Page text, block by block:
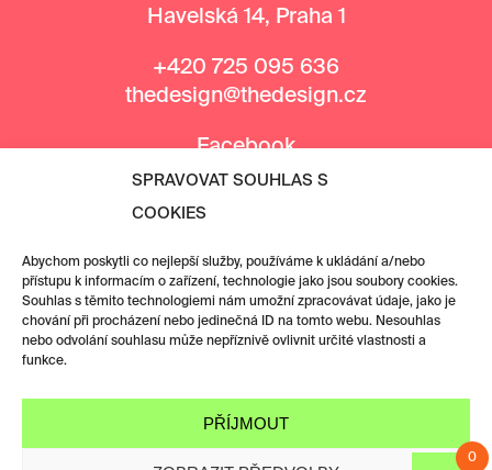
SPRAVOVAT SOUHLAS S
COOKIES
Abychom poskytli co nejlepší služby, používáme k ukládání a/nebo
přístupu k informacím o zařízení, technologie jako jsou soubory cookies.
Souhlas s těmito technologiemi nám umožní zpracovávat údaje, jako je
chování při procházení nebo jedinečná ID na tomto webu. Nesouhlas
nebo odvolání souhlasu může nepříznivě ovlivnit určité vlastnosti a
funkce.
PŘÍJMOUT
Havelská 14, Praha 1
+420 725 095 636
thedesign@thedesign.cz
Facebook
Instagram
0